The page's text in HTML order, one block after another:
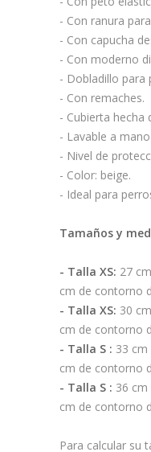
- Con ranura
- Con capucha
- Con moderno
- Dobladillo para
- Con remaches.
- Cubierta hecha
- Lavable a
- Nivel de
- Color: beige.
- Ideal para
Tamaños y
- Talla XS: 27
cm de contorno
- Talla XS: 30
cm de contorno
- Talla S : 33 cm
cm de contorno
- Talla S : 36 cm
cm de contorno
Para calcular su